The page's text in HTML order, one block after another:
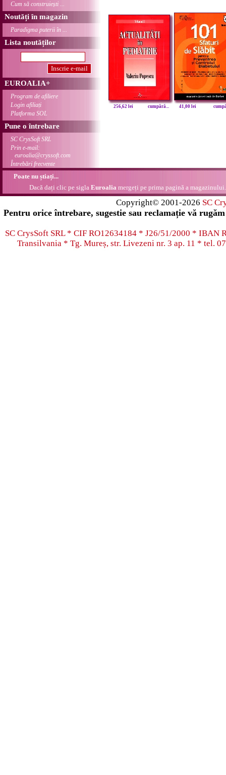
Cum să construiești ...
Noutăți în magazin
Paradigma puterii în ...
Lista noutăților
EUROALIA+
Program de afiliere
Login afiliați
Platforma SOL
Pune o întrebare
SC CrysSoft SRL
Prin e-mail:
euroalia@cryssoft.com
Întrebări frecvente
256,62 lei cumpără... 41,00 lei
Poate nu știați...
Dacă dați clic pe sigla Euroalia mergeți pe prima pagină a
Copyright© 2001-2026 SC
Pentru orice întrebare, sugestie sau reclamație vă
SC CrysSoft SRL * CIF RO12634184 * J26/51/2000 * IBAN
Transilvania * Tg. Mureș, str. Livezeni nr. 3 ap. 11 * tel.